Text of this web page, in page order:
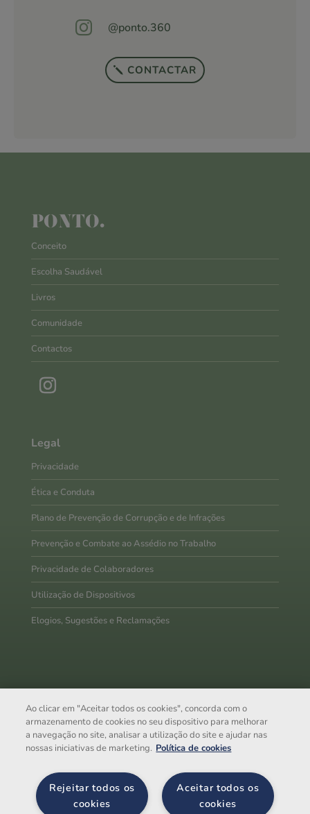
 @ponto.360
CONTACTAR
PONTO.
Conceito
Escolha Saudável
Livros
Comunidade
Contactos
Legal
Privacidade
Ética e Conduta
Plano de Prevenção de Corrupção e de Infrações
Prevenção e Combate ao Assédio no Trabalho
Privacidade de Colaboradores
Utilização de Dispositivos
Elogios, Sugestões e Reclamações
A Trivalor SGPS, S.A. é umaholdingde capital 100%
nacional, especializada no segmentoBusiness & Facility
Services, orientada para servir bem-estar e criar valor para o
futuro da sua empresa.
empresas a operar em 4 áreas de negócio.
trivalor.pt
Ao clicar em "Aceitar todos os cookies", concorda com o
armazenamento de cookies no seu dispositivo para melhorar
a navegação no site, analisar a utilização do site e ajudar nas
nossas iniciativas de marketing. Política de cookies
Aceitar todos os
cookies
Rejeitar todos os
cookies